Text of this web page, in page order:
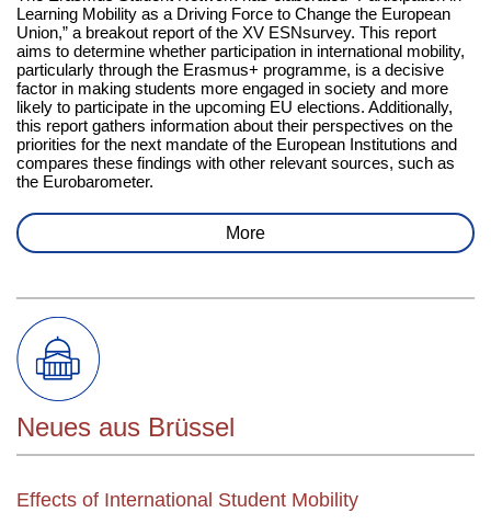
Learning Mobility as a Driving Force to Change the European
Union,” a breakout report of the XV ESNsurvey. This report
aims to determine whether participation in international mobility,
particularly through the Erasmus+ programme, is a decisive
factor in making students more engaged in society and more
likely to participate in the upcoming EU elections. Additionally,
this report gathers information about their perspectives on the
priorities for the next mandate of the European Institutions and
compares these findings with other relevant sources, such as
the Eurobarometer.
More
Neues aus Brüssel
Effects of International Student Mobility